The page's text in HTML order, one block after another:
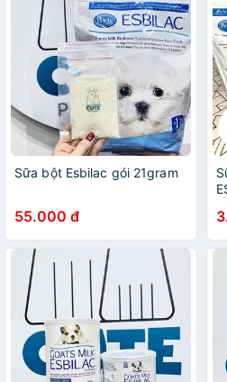
Sữa bột Esbilac gói 21gram
55.000 đ